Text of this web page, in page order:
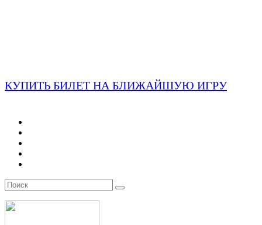
КУПИТЬ БИЛЕТ НА БЛИЖАЙШУЮ ИГРУ